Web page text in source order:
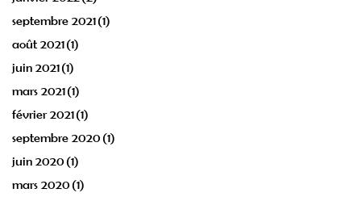
septembre 2021(1)
août 2021(1)
juin 2021(1)
mars 2021(1)
février 2021(1)
septembre 2020 (1)
juin 2020 (1)
mars 2020 (1)